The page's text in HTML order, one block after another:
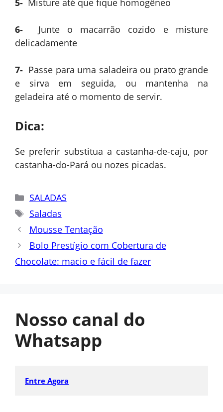
5- Misture até que fique homogêneo
6- Junte o macarrão cozido e misture
delicadamente
7- Passe para uma saladeira ou prato grande
e sirva em seguida, ou mantenha na
geladeira até o momento de servir.
Dica:
Se preferir substitua a castanha-de-caju, por
castanha-do-Pará ou nozes picadas.
Categorias
SALADAS
Tags
Saladas
Mousse Tentação
Bolo Prestígio com Cobertura de
Chocolate: macio e fácil de fazer
Nosso canal do
Whatsapp
Entre Agora